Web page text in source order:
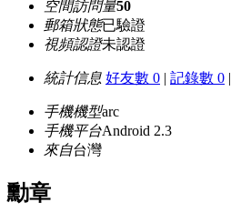
空間訪問量50
郵箱狀態已驗證
視頻認證未認證
統計信息 好友數 0 | 記錄數 0 |
手機機型arc
手機平台Android 2.3
來自台灣
勳章